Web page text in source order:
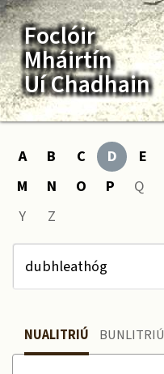
Foclóir
Mháirtín
Uí Chadhain
A B C D E
M
N O P Q
Y
Z
NUALITRIÚ BUNLITRIÚ